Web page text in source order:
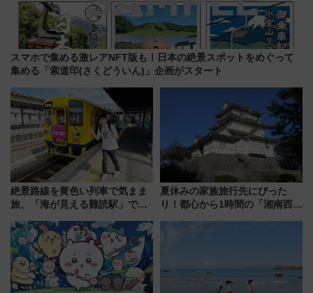
スマホで集める激レアNFT版も！日本の絶景スポットをめぐって
集める「索道印(さくどういん)」企画がスタート
絶景路線を黄色い列車で気まま
旅、「海が見える難読駅」で幸
「新・鉄道ひとり旅」279回目
の舞台は「島原鉄道」
夏休みの家族旅行先にぴった
り！都心から1時間の「湘南西エ
島とは異なる魅力を持つ今夏の